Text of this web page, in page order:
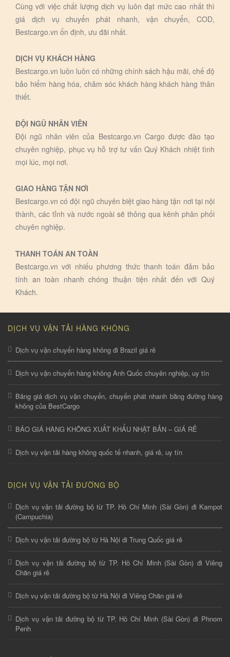
Cùng với việc chất lượng dịch vụ luôn đạt mức cao nhất thì
giá dịch vụ chuyển phát nhanh, vận chuyển, COD,
Bestcargo.vn ổn định, ưu đãi nhất.
DỊCH VỤ KHÁCH HÀNG
Bestcargo.vn luôn luôn có những chính sách hậu mãi, chế độ
bảo hiểm hàng hóa, chăm sóc khách hàng khách hàng thân
thiết.
ĐỘI NGŨ NHÂN VIÊN
Đội ngũ nhân viên của Bestcargo.vn Cargo được đào tạo
chuyên nghiệp, phục vụ hỗ trợ tư vấn Quý Khách nhiệt tình
mọi lúc, mọi nơi.
GIAO HÀNG TẬN NƠI
Bestcargo.vn có đội ngũ chuyên biệt giao hàng tận nơi tại nội
thành, các tỉnh và nước ngoài sẽ thông qua kênh phân phối
chuyên nghiệp.
THANH TOÁN AN TOÀN
Bestcargo.vn với nhiếu phương thức thanh toán đảm bảo
tính an toàn nhanh chóng thuận tiện nhất đến với Quý
Khách.
DỊCH VỤ VẬN TẢI HÀNG KHÔNG
Dịch vụ vận chuyển hàng không đi Brazil giá rẻ
Dịch vụ vận chuyển hàng không Anh Quốc chuyên nghiệp, uy tín
Bảng giá dịch vụ vận chuyển, chuyển phát nhanh bằng đường hàng
không của BestCargo
BÁO GIÁ HÀNG KHÔNG XUẤT KHẨU NHẬT BẢN – GIÁ RẺ
Dịch vụ vận tải hàng không quốc tế nhanh, giá rẻ, uy tín
DỊCH VỤ VẬN TẢI ĐƯỜNG BỘ
Dịch vụ vận tải đường bộ từ TP. Hồ Chí Minh (Sài Gòn) đi Kampot
(Campuchia)
Dịch vụ vận tải đường bộ từ Hà Nội đi Trung Quốc giá rẻ
Dịch vụ vận tải đường bộ từ TP. Hồ Chí Minh (Sài Gòn) đi Viêng
Chăn giá rẻ
Dịch vụ vận tải đường bộ từ Hà Nội đi Viêng Chăn giá rẻ
Dịch vụ vận tải đường bộ từ TP. Hồ Chí Minh (Sài Gòn) đi Phnom
Penh